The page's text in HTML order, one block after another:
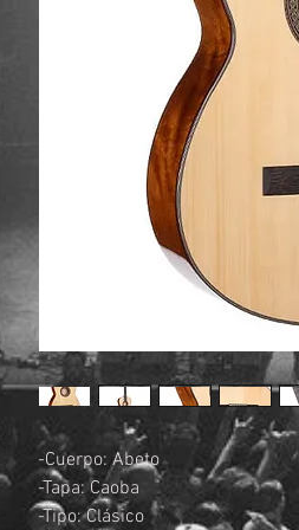
-Cuerpo: Abeto
-Tapa: Caoba
-Tipo: Clásico